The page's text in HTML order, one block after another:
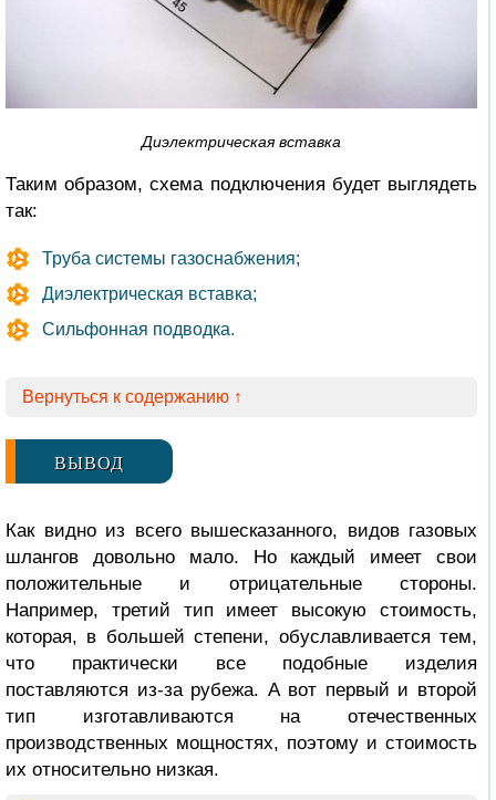
Диэлектрическая вставка
Таким образом, схема подключения будет выглядеть
так:
Труба системы газоснабжения;
Диэлектрическая вставка;
Сильфонная подводка.
Вернуться к содержанию ↑
ВЫВОД
Как видно из всего вышесказанного, видов газовых
шлангов довольно мало. Но каждый имеет свои
положительные и отрицательные стороны.
Например, третий тип имеет высокую стоимость,
которая, в большей степени, обуславливается тем,
что практически все подобные изделия
поставляются из-за рубежа. А вот первый и второй
тип изготавливаются на отечественных
производственных мощностях, поэтому и стоимость
их относительно низкая.